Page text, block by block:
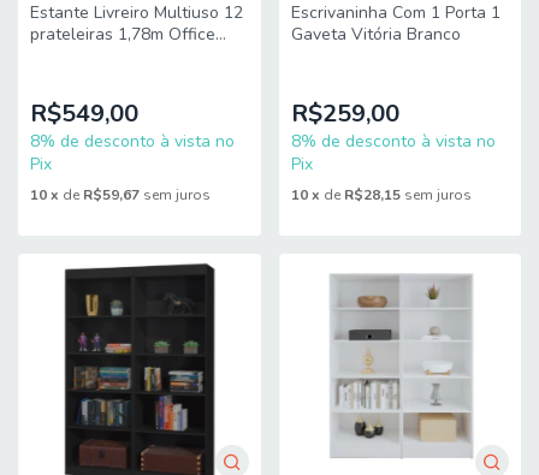
Estante Livreiro Multiuso 12
prateleiras 1,78m Office
R$549,00
8% de desconto à vista no
Pix
10x de R$59,67 sem juros
Escrivaninha Com 1 Porta 1
Gaveta Vitória Branco
R$259,00
8% de desconto à vista no
Pix
10 x de R$28,15 sem juros